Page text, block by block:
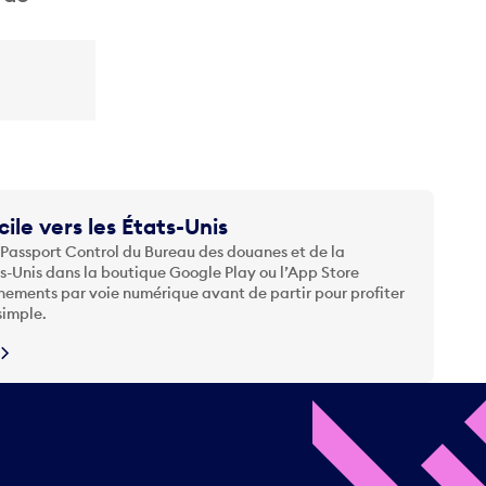
vers les États-Unis
Control du Bureau des douanes et de la
dans la boutique Google Play ou l’App Store
par voie numérique avant de partir pour profiter